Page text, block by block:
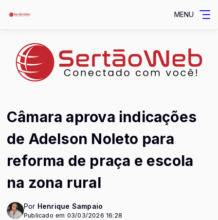
MENU
Câmara aprova indicações
de Adelson Noleto para
reforma de praça e escola
na zona rural
Por Henrique Sampaio
Publicado em 03/03/2026 16:28